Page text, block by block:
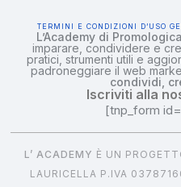
TERMINI E CONDIZIONI D’USO
L’Academy di Promologica
imparare, condividere e
pratici, strumenti utili e
padroneggiare il web
condividi,
Iscriviti alla
[tnp_form
L’ ACADEMY È UN
LAURICELLA P.IVA